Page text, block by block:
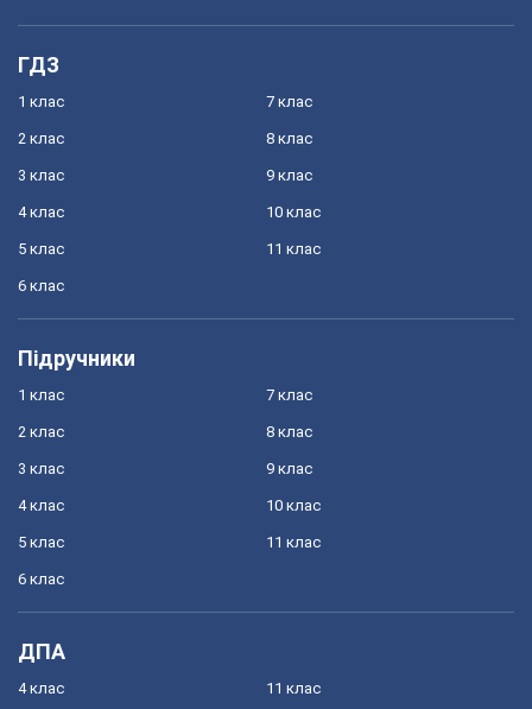
ГДЗ
1 клас
2 клас
3 клас
4 клас
5 клас
6 клас
7 клас
8 клас
9 клас
10 клас
11 клас
Підручники
1 клас
2 клас
3 клас
4 клас
5 клас
6 клас
7 клас
8 клас
9 клас
10 клас
11 клас
ДПА
4 клас 11 клас